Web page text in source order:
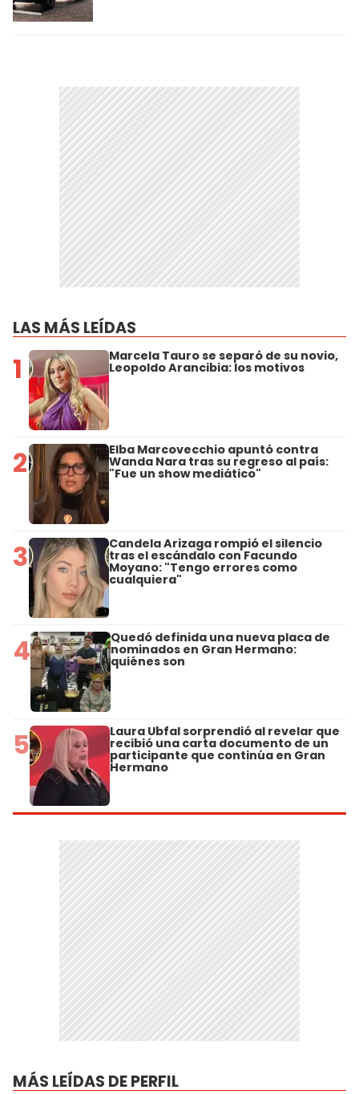
LAS MÁS LEÍDAS
1 Marcela Tauro se separó de su novio,
Leopoldo Arancibia: los motivos
2 Elba Marcovecchio apuntó contra
Wanda Nara tras su regreso al país:
"Fue un show mediático"
3 Candela Arizaga rompió el silencio
tras el escándalo con Facundo
Moyano: "Tengo errores como
cualquiera"
4 Quedó definida una nueva placa de
nominados en Gran Hermano:
quiénes son
5 Laura Ubfal sorprendió al revelar que
recibió una carta documento de un
participante que continúa en Gran
Hermano
MÁS LEÍDAS DE PERFIL